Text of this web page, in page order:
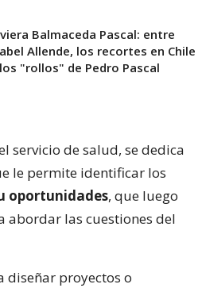
Balmaceda Pascal: entre
Allende, los recortes en Chile
"rollos" de Pedro Pascal
servicio de salud, se dedica
le permite identificar los
oportunidades, que luego
abordar las cuestiones del
diseñar proyectos o